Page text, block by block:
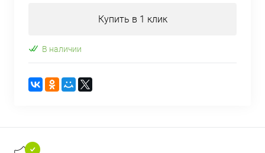
Купить в 1 клик
В наличии